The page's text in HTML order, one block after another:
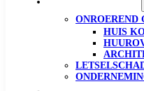
ONROEREND
HUIS